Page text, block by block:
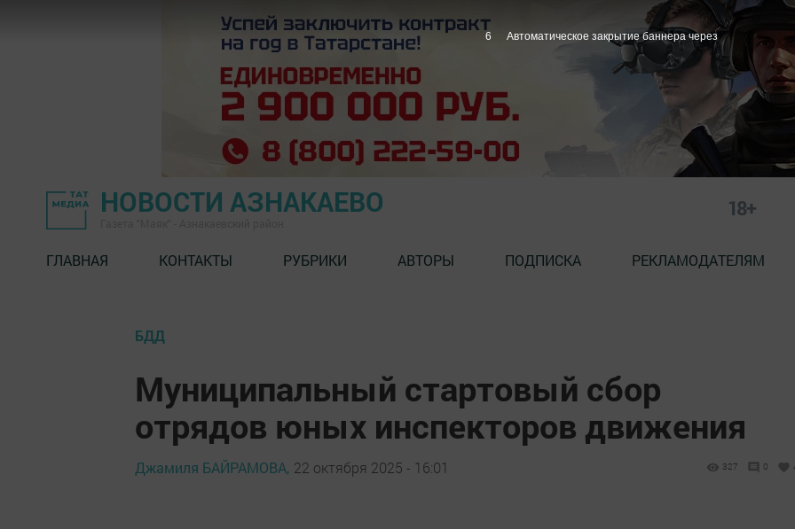
НОВОСТИ АЗНАКАЕВО 18+
ГЛАВНАЯ КОНТАКТЫ РУБРИКИ АВТОРЫ ПОДПИСКА РЕКЛАМОДАТЕЛЯМ
БДД
Муниципальный стартовый сбор
отрядов юных инспекторов движения
Джамиля БАЙРАМОВА, 22 октября 2025 - 16:01 327 0
4 Автоматическое закрытие баннера через